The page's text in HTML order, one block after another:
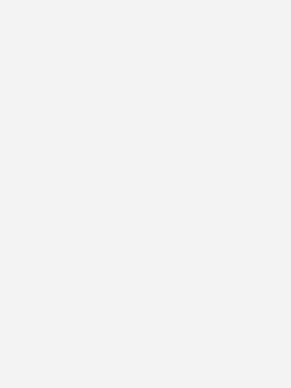
im Faktencheck
in Tschechien
mit dem SBZ